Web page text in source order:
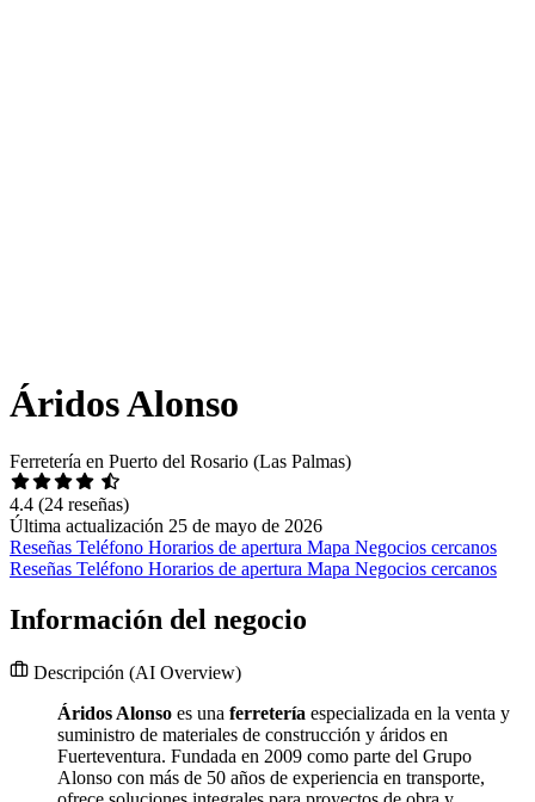
Áridos Alonso
Ferretería en Puerto del Rosario (Las Palmas)
4.4 (24 reseñas)
Última actualización 25 de mayo de 2026
Reseñas Teléfono Horarios de apertura Mapa Negocios cercanos
Reseñas Teléfono Horarios de apertura Mapa Negocios cercanos
Información del negocio
Descripción (AI Overview)
Áridos Alonso es una ferretería especializada en la venta y
suministro de materiales de construcción y áridos en
Fuerteventura. Fundada en 2009 como parte del Grupo
Alonso con más de 50 años de experiencia en transporte,